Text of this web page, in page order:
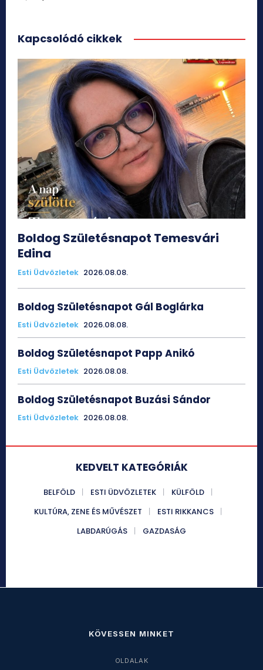
Kapcsolódó cikkek
Boldog Születésnapot Temesvári
Edina
Esti Üdvözletek 2026.08.08.
Boldog Születésnapot Gál Boglárka
Esti Üdvözletek 2026.08.08.
Boldog Születésnapot Papp Anikó
Esti Üdvözletek 2026.08.08.
Boldog Születésnapot Buzási Sándor
Esti Üdvözletek 2026.08.08.
KEDVELT KATEGÓRIÁK
BELFÖLD ESTI ÜDVÖZLETEK
KÜLFÖLD
KULTÚRA, ZENE ÉS MŰVÉSZET
ESTI RIKKANCS
LABDARÚGÁS
GAZDASÁG
KÖVESSEN MINKET
OLDALAK